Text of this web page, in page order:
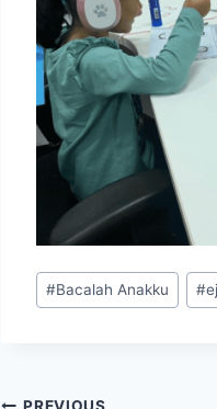
Post
Tags:
#Bacalah Anakku #